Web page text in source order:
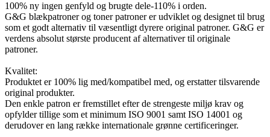
100% ny ingen genfyld og brugte dele-110% i orden.
G&G blækpatroner og toner patroner er udviklet og designet til brug
som et godt alternativ til væsentligt dyrere original patroner. G&G er
verdens absolut største producent af alternativer til originale
patroner.
Kvalitet:
Produktet er 100% lig med/kompatibel med, og erstatter tilsvarende
original produkter.
Den enkle patron er fremstillet efter de strengeste miljø krav og
opfylder tillige som et minimum ISO 9001 samt ISO 14001 og
derudover en lang række internationale grønne certificeringer.